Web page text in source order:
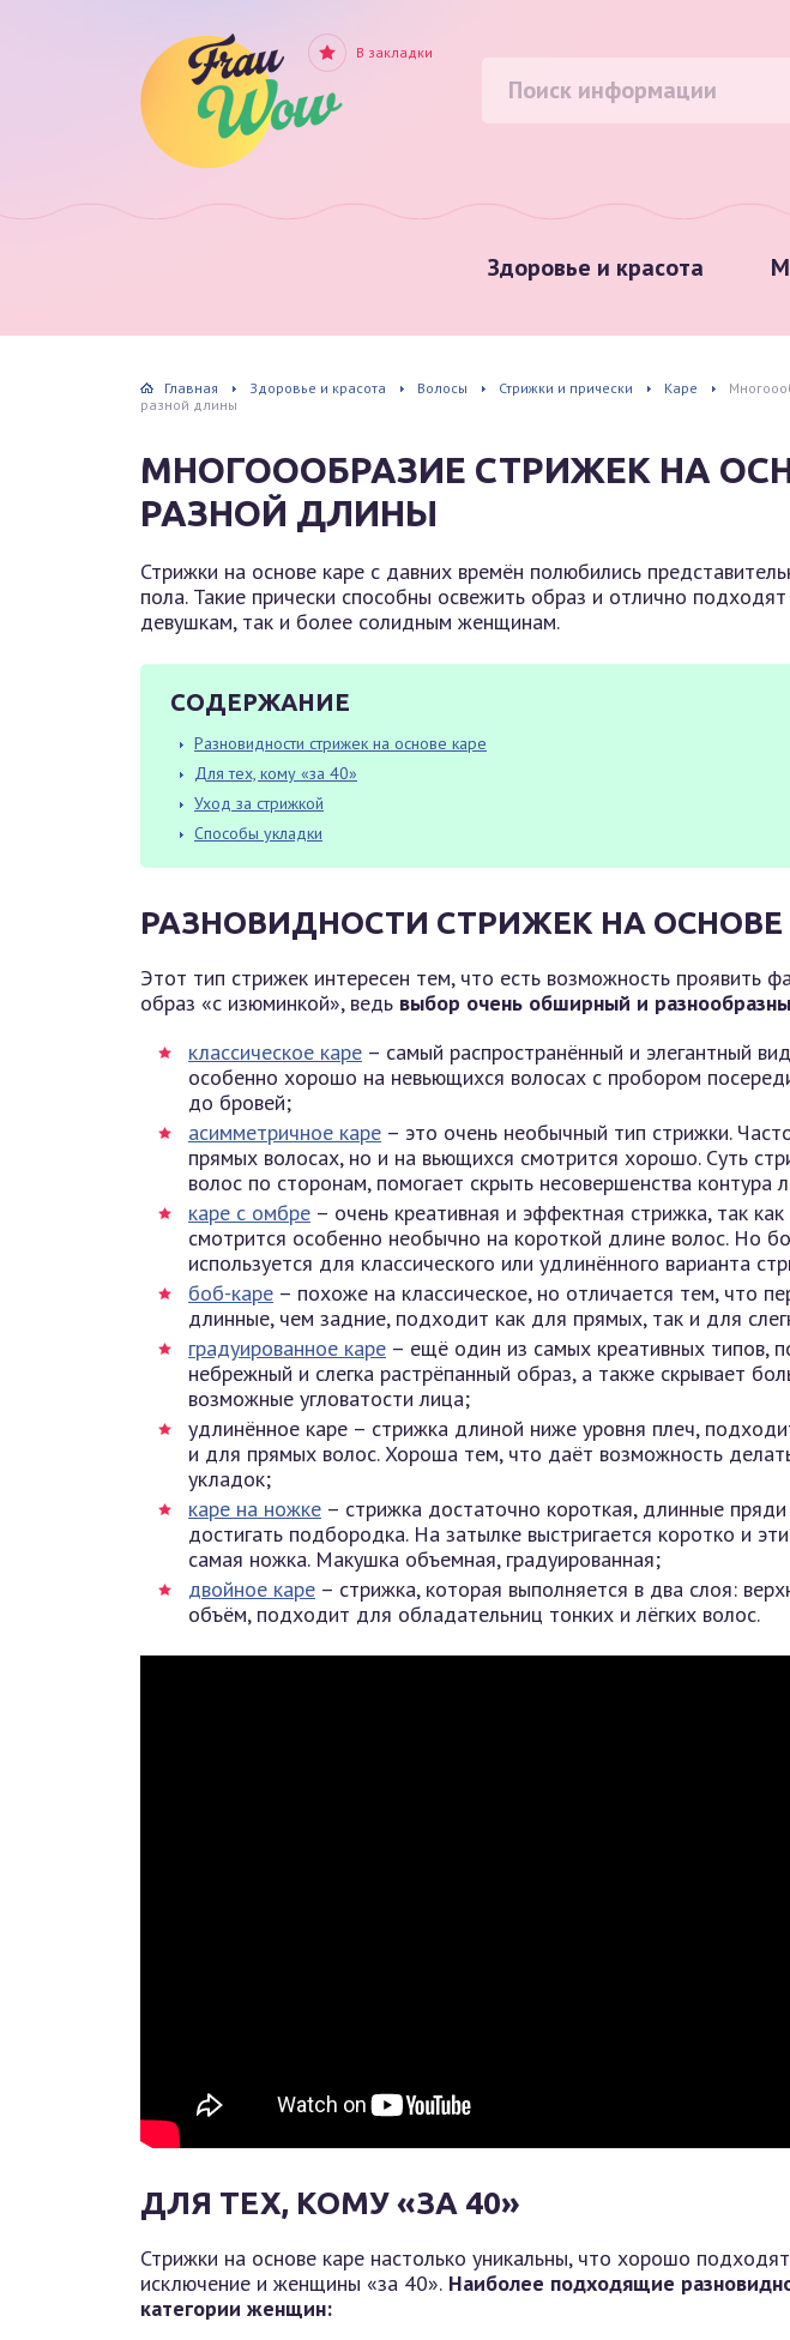
Здоровье и красота
В закладки
Главная Здоровье и красота Волосы Стрижки и прически Каре
разной длины
МНОГОООБРАЗИЕ СТРИЖЕК НА
РАЗНОЙ ДЛИНЫ
Стрижки на основе каре с давних времён полюбились
пола. Такие прически способны освежить образ и отлично
девушкам, так и более солидным женщинам.
СОДЕРЖАНИЕ
Разновидности стрижек на основе каре
Для тех, кому «за 40»
Уход за стрижкой
Способы укладки
РАЗНОВИДНОСТИ СТРИЖЕК НА ОСНОВЕ
Этот тип стрижек интересен тем, что есть возможность проявить
образ «с изюминкой», ведь выбор очень обширный и
классическое каре – самый распространённый и элегантный
особенно хорошо на невьющихся волосах с пробором
до бровей;
асимметричное каре – это очень необычный тип стрижки.
прямых волосах, но и на вьющихся смотрится хорошо. Суть
волос по сторонам, помогает скрыть несовершенства контура
каре с омбре – очень креативная и эффектная стрижка, так
смотрится особенно необычно на короткой длине волос. Но
используется для классического или удлинённого варианта
боб-каре – похоже на классическое, но отличается тем, что
длинные, чем задние, подходит как для прямых, так и для
градуированное каре – ещё один из самых креативных типов,
небрежный и слегка растрёпанный образ, а также скрывает
возможные угловатости лица;
удлинённое каре – стрижка длиной ниже уровня плеч,
и для прямых волос. Хороша тем, что даёт возможность
укладок;
каре на ножке – стрижка достаточно короткая, длинные
достигать подбородка. На затылке выстригается коротко и
самая ножка. Макушка объемная, градуированная;
двойное каре – стрижка, которая выполняется в два слоя:
объём, подходит для обладательниц тонких и лёгких волос.
ДЛЯ ТЕХ, КОМУ «ЗА 40»
Стрижки на основе каре настолько уникальны, что хорошо
исключение и женщины «за 40». Наиболее подходящие
категории женщин: